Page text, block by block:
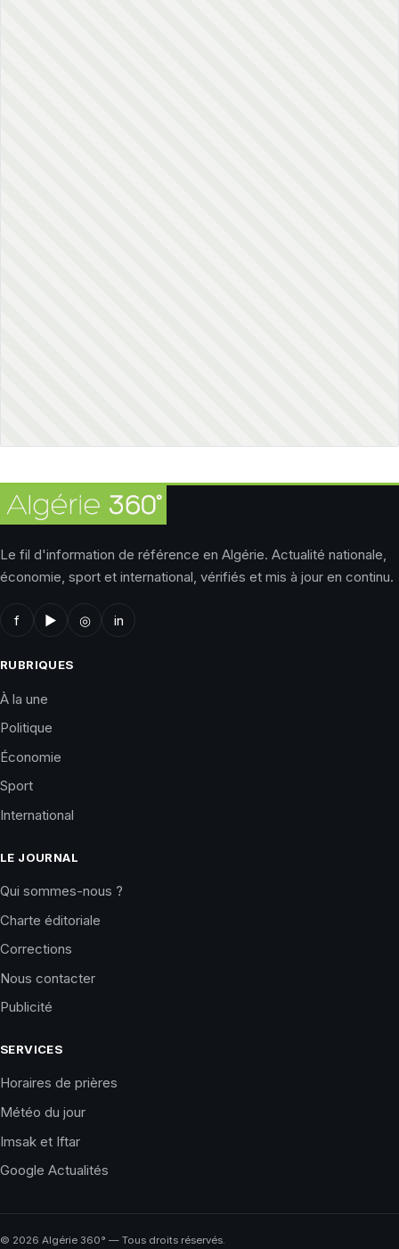
Le fil d'information de référence en Algérie. Actualité nationale,
économie, sport et international, vérifiés et mis à jour en continu.
f ▶ ◎ in
RUBRIQUES
À la une
Politique
Économie
Sport
International
LE JOURNAL
Qui sommes-nous ?
Charte éditoriale
Corrections
Nous contacter
Publicité
SERVICES
Horaires de prières
Météo du jour
Imsak et Iftar
Google Actualités
© 2026 Algérie 360° — Tous droits réservés.